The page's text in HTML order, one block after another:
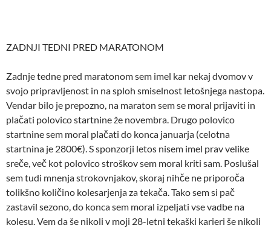
ZADNJI TEDNI PRED MARATONOM
Zadnje tedne pred maratonom sem imel kar nekaj dvomov v
svojo pripravljenost in na sploh smiselnost letošnjega nastopa.
Vendar bilo je prepozno, na maraton sem se moral prijaviti in
plačati polovico startnine že novembra. Drugo polovico
startnine sem moral plačati do konca januarja (celotna
startnina je 2800€). S sponzorji letos nisem imel prav velike
sreče, več kot polovico stroškov sem moral kriti sam. Poslušal
sem tudi mnenja strokovnjakov, skoraj nihče ne priporoča
tolikšno količino kolesarjenja za tekača. Tako sem si pač
zastavil sezono, do konca sem moral izpeljati vse vadbe na
kolesu. Vem da še nikoli v moji 28-letni tekaški karieri še nikoli